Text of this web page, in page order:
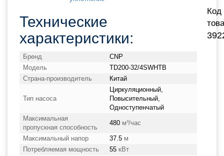
Технические
характеристики:
Бренд
CNP
Модель
TD200-32/4SWHTB
Страна-производитель
Китай
Тип насоса
Циркуляционный,
Повысительный,
Одноступенчатый
Максимальная
пропускная способность
480 м³/час
Максимальный напор 37.5 м
Потребляемая мощность
55 кВт
Код